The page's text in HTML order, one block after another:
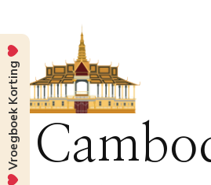
Vroegboek Korting